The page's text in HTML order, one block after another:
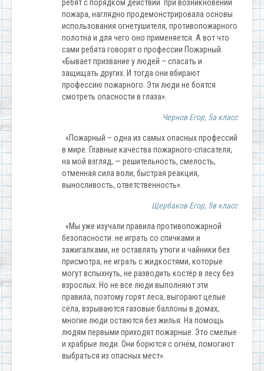
ребят с порядком действий при возникновении
пожара, наглядно продемонстрировала основы
использования огнетушителя, противопожарного
полотна и для чего оно применяется. А вот что
сами ребята говорят о профессии Пожарный:
«Бывает призвание у людей – спасать и
защищать других. И тогда они вбирают
профессию пожарного. Эти люди не боятся
смотреть опасности в глаза».
Чернов Егор, 5а класс
«Пожарный – одна из самых опасных профессий
в мире. Главные качества пожарного-спасателя,
на мой взгляд, — решительность, смелость,
отменная сила воли, быстрая реакция,
выносливость, ответственность».
Щербаков Егор, 5в класс
«Мы уже изучали правила противопожарной
безопасности: не играть со спичками и
зажигалками, не оставлять утюги и чайники без
присмотра, не играть с жидкостями, которые
могут вспыхнуть, не разводить костёр в лесу без
взрослых. Но не все люди выполняют эти
правила, поэтому горят леса, выгорают целые
сёла, взрываются газовые баллоны в домах,
многие люди остаются без жилья. На помощь
людям первыми приходят пожарные. Это смелые
и храбрые люди. Они борются с огнём, помогают
выбраться из опасных мест».